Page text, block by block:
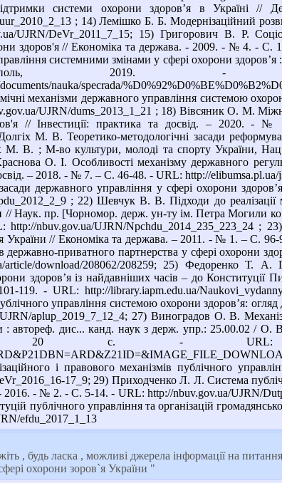
підтримки системи охорони здоров’я в
; 14) Лемішко Б. Б. Модернізаційний
UJRN/DeVr_2011_7_15; 15) Григорович В. Р.
здоров'я // Економіка та держава. - 2009. - № 4. -
системними змінами у сфері охорони
documents/nauka/specrada/
механізми державного управління системою
UJRN/dums_2013_1_21 ; 18) Вівсяник О. М.
// Інвестиції: практика та досвід. – 2020. -
М. В. Теоретико-методологічні засади
М. В. ; М-во культури, молоді та спорту України,
О. І. Особливості механізму державного
– 2018. - № 7. – С. 46-48. - URL: http://
державного управління у сфері охорони
; 22) Шевчук В. В. Підходи до реалізації
// Наук. пр. [Чорномор. держ. ун-ту ім. Петра Могили
nbuv.gov.ua/UJRN/Npchdu_2014_235_223_24 ;
України // Економіка та держава. – 2011. - № 1. – С.
державно-приватного партнерства у сфері охорони
article/download/208062/208259; 25) Федоренко Т. А.
здоров’я із найдавніших часів – до
- URL: http://library.iapm.edu.ua/
управління системою охорони здоров’я:
aplup_2019_7_12_4; 27) Виноградов О. В.
: автореф. дис... канд. наук з держ. упр.: 25.00.02 /
URL: http://www.irbis-
і правового механізмів публічного
17_9; 29) Приходченко Л. Л. Система
- 2016. - № 2. - С. 5-14. - URL: http://nbuv.gov.ua/UJRN/
публічного управління та організацій
efdu_2017_1_13
, будь ласка , можливі джерела інформації на
охорони зоров`я України "